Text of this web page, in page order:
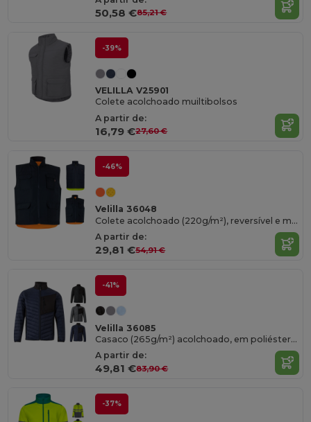
50,58 €85,21 €
-39%
VELILLA V25901
Colete acolchoado muiltibolsos
A partir de:
16,79 €27,60 €
-46%
Velilla 36048
Colete acolchoado (220g/m²), reversível e multibolsos, em poliéster (100%), com fecho de correr e puxador reversível
A partir de:
29,81 €54,91 €
-41%
Velilla 36085
Casaco (265g/m²) acolchoado, em poliéster (100%)
A partir de:
49,81 €83,90 €
-37%